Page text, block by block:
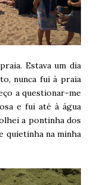
Estava um dia
nunca fui à praia
a questionar-me
e fui até à água
a pontinha dos
quietinha na minha